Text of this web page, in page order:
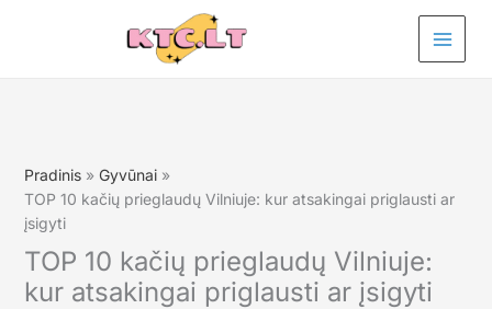
Pradinis
Gyvūnai
TOP 10 kačių prieglaudų Vilniuje: kur atsakingai priglausti ar
įsigyti
TOP 10 kačių prieglaudų Vilniuje:
kur atsakingai priglausti ar įsigyti